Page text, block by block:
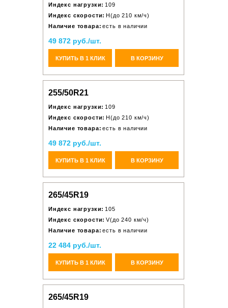
Индекс нагрузки: 109
Индекс скорости: H(до 210 км/ч)
Наличие товара: есть в наличии
49 872 руб./шт.
КУПИТЬ В 1 КЛИК В КОРЗИНУ
255/50R21
Индекс нагрузки: 109
Индекс скорости: H(до 210 км/ч)
Наличие товара: есть в наличии
49 872 руб./шт.
КУПИТЬ В 1 КЛИК В КОРЗИНУ
265/45R19
Индекс нагрузки: 105
Индекс скорости: V(до 240 км/ч)
Наличие товара: есть в наличии
22 484 руб./шт.
КУПИТЬ В 1 КЛИК В КОРЗИНУ
265/45R19